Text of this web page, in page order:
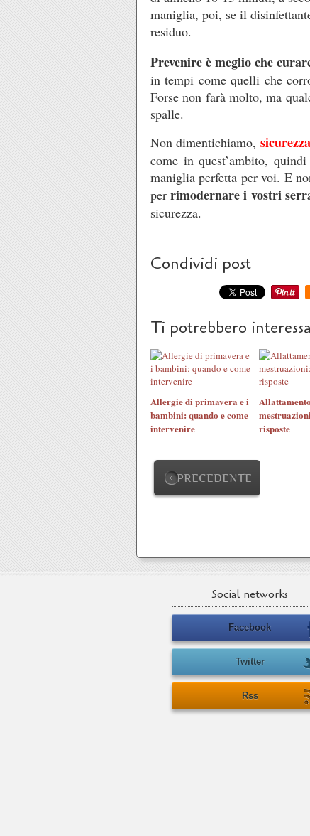
maniglia, poi, se il
residuo.
Prevenire è meglio che
in tempi come quelli che
Forse non farà molto, ma
spalle.
Non dimentichiamo,
come in quest’ambito,
maniglia perfetta per voi. E
perrimodernare i vostri
sicurezza.
Condividi post
Ti potrebbero
Allergie di primavera e i
bambini: quando e come
intervenire
risposte
PRECEDENTE
Social networks
Facebook
Twitter
Rss